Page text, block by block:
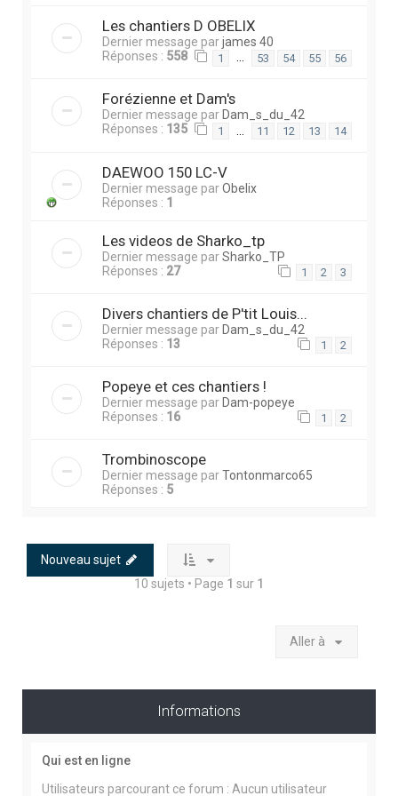
Les chantiers D OBELIX
Dernier message parjames 40
Réponses : 558 1 … 53 54 55 56
Forézienne et Dam's
Dernier message par Dam_s_du_42
Réponses : 135 1 11 12 13 14
DAEWOO 150 LC-V
Dernier message parObelix
Réponses : 1
Les videos de Sharko_tp
Dernier message parSharko_TP
Réponses : 27 1 2 3
Divers chantiers de P'tit Louis...
Dernier message par Dam_s_du_42
Réponses : 13 1 2
Popeye et ces chantiers !
Dernier message par Dam-popeye
Réponses : 16 1 2
Trombinoscope
Dernier message parTontonmarco65
Réponses : 5
Nouveau sujet
10 sujets • Page 1 sur 1
Aller à
Informations
Qui est en ligne
Utilisateurs parcourant ce forum : Aucun utilisateur